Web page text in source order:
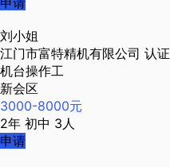
刘小姐
江门市富特精机有限公司 认证
机台操作工
新会区
3000-8000元
2年 初中 3人
申请